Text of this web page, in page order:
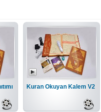
Kuran Okuyan Kalem V2